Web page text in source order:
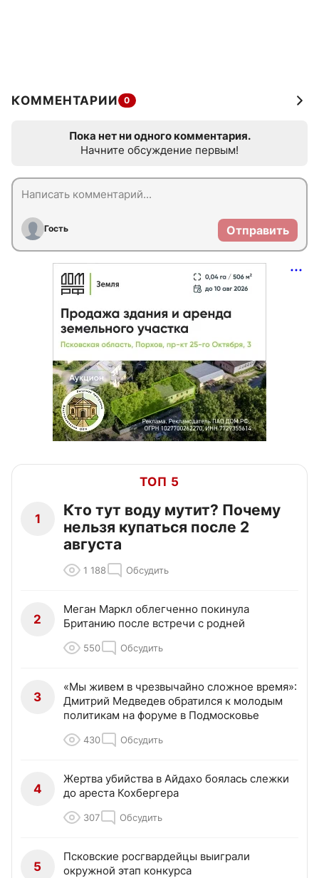
КОММЕНТАРИИ 0
Пока нет ни одного комментария.
Начните обсуждение первым!
Гость Отправить
ТОП 5
1
Кто тут воду мутит? Почему
нельзя купаться после 2
августа
1 188 Обсудить
2
Меган Маркл облегченно покинула
Британию после встречи с родней
550 Обсудить
3
«Мы живем в чрезвычайно сложное время»:
Дмитрий Медведев обратился к молодым
политикам на форуме в Подмосковье
430 Обсудить
4
Жертва убийства в Айдахо боялась слежки
до ареста Кохбергера
307 Обсудить
5
Псковские росгвардейцы выиграли
окружной этап конкурса